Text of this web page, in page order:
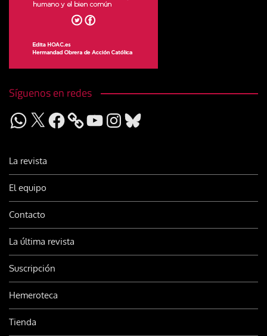
Síguenos en redes
WhatsApp
X Facebook YouTubeInstagram
Bluesky
La revista
El equipo
Contacto
La última revista
Suscripción
Hemeroteca
Tienda